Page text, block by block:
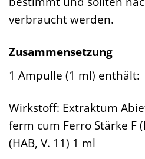
verbraucht werden.
Zusammensetzung
1 Ampulle (1 ml) enthält:
Wirkstoff: Extraktum
ferm cum Ferro Stärke F
(HAB, V. 11) 1 ml